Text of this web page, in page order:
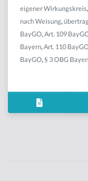
eigener Wirkungskreis,
nach Weisung,
BayGO,Art. 109
Bayern,Art. 110
BayGO,§ 3 OBG